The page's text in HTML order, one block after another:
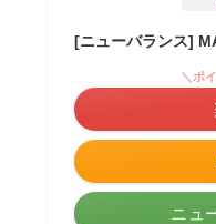
[ニューバランス]
＼ポ
ニュ